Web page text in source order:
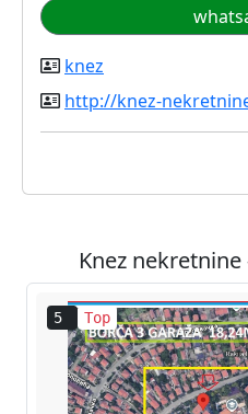
knez
http://knez-
Knez
5 Top